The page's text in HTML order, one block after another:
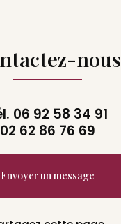
nous
06 92 58 34 91
02 62 86 76 69
Envoyer un message